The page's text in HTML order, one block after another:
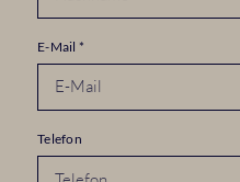
E-Mail *
Telefon